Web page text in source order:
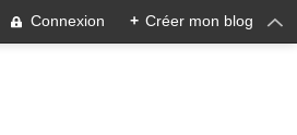
Connexion + Créer mon blog